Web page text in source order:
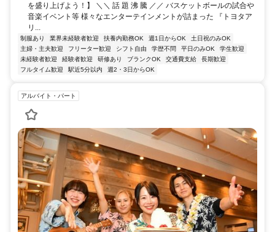
を盛り上げよう！】 ＼＼ 話 題 沸 騰 ／／ バスケットボールの試合や
音楽イベント等 様々なエンターテインメントが詰まった 『トヨタア
リ...
制服あり 業界未経験者歓迎 扶養内勤務OK 週1日からOK
土日祝のみOK
主婦・主夫歓迎
フリーター歓迎 シフト自由 学歴不問 平日のみOK
学生歓迎
未経験者歓迎
経験者歓迎 研修あり ブランクOK 交通費支給
長期歓迎
フルタイム歓迎
駅近5分以内 週2・3日からOK
アルバイト・パート